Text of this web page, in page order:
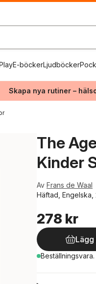
E-böckerLjudböcker
Skapa nya rutiner –
The
Kinder
Av Frans de Waal
Häftad, Engelska,
278 kr
Beställningsvara.